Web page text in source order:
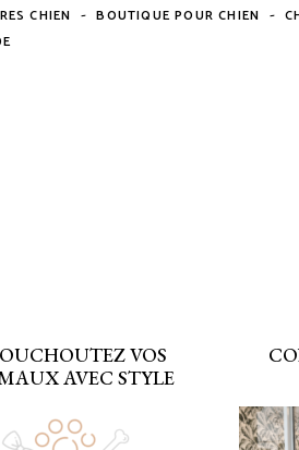
CHIEN - BOUTIQUE POUR CHIEN -
VOS
AVEC STYLE